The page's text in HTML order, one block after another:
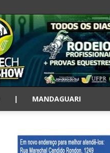
| MANDAGUARI